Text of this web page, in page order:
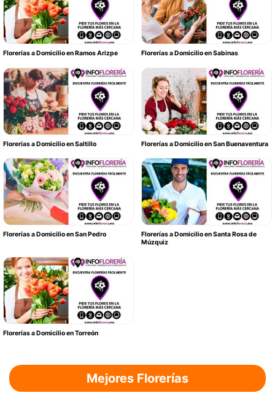
Florerías a Domicilio en Ramos Arizpe Florerías a Domicilio en Sabinas
Florerías a Domicilio en Saltillo Florerías a Domicilio en San Buenaventura
Florerías a Domicilio en San Pedro
Florerías a Domicilio en Santa Rosa de
Múzquiz
Florerías a Domicilio en Torreón
Mejores Florerías